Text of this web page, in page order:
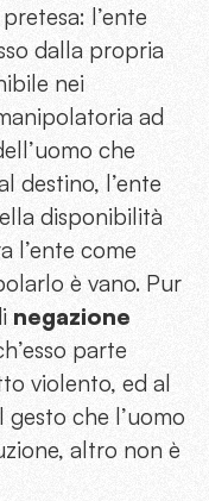
l’ente
dalla propria
nei
ad
che
destino, l’ente
disponibilità
l’ente come
è vano. Pur
negazione
parte
violento, ed al
che l’uomo
altro non è